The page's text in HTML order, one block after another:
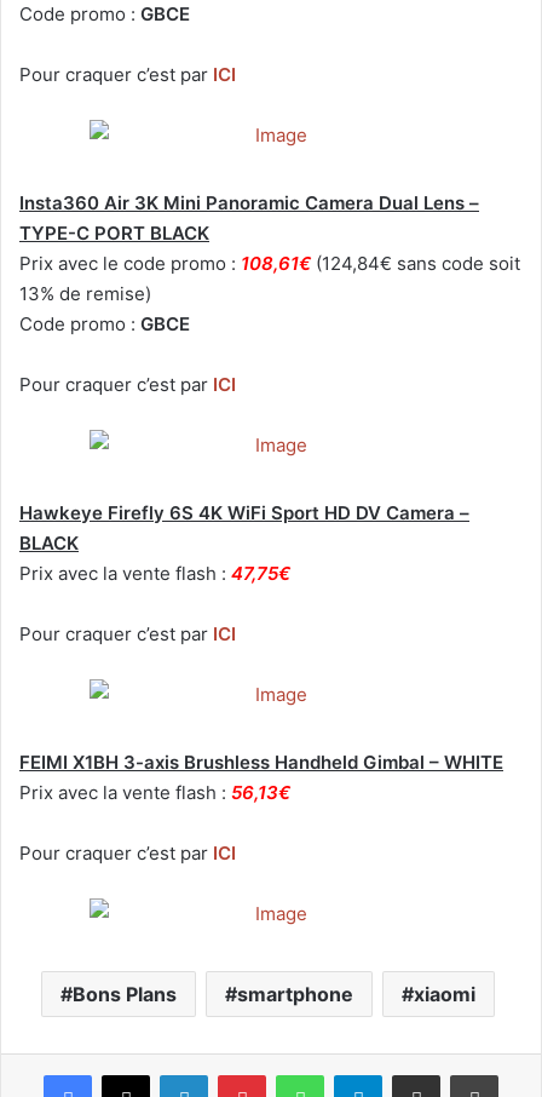
Code promo : GBCE
Pour craquer c’est par ICI
Insta360 Air 3K Mini Panoramic Camera Dual Lens –
TYPE-C PORT BLACK
Prix avec le code promo : 108,61€ (124,84€ sans code soit
13% de remise)
Code promo : GBCE
Pour craquer c’est par ICI
Hawkeye Firefly 6S 4K WiFi Sport HD DV Camera –
BLACK
Prix avec la vente flash : 47,75€
Pour craquer c’est par ICI
FEIMI X1BH 3-axis Brushless Handheld Gimbal – WHITE
Prix avec la vente flash : 56,13€
Pour craquer c’est par ICI
Bons Plans smartphone xiaomi
Facebook
X LinkedinPinterestWhatsAppTelegramPartagez par mail